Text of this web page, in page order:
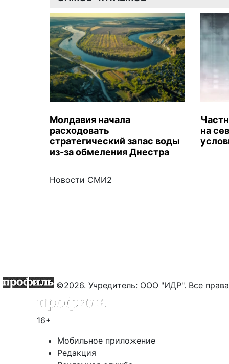
Молдавия начала
расходовать
стратегический запас воды
из-за обмеления Днестра
на
Новости СМИ2
©2026. Учредитель: ООО "ИДР". Все
16+
Мобильное приложение
Редакция